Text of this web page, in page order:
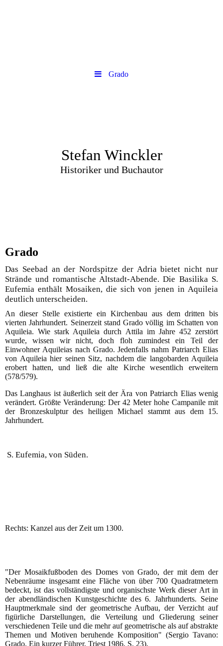
Grado
Stefan Winckler
Historiker und Buchautor
Grado
Das Seebad an der Nordspitze der Adria bietet nicht nur
Strände und romantische Altstadt-Abende. Die Basilika S.
Eufemia enthält Mosaiken, die sich von jenen in Aquileia
deutlich unterscheiden.
An dieser Stelle existierte ein Kirchenbau aus dem dritten bis
vierten Jahrhundert. Seinerzeit stand Grado völlig im Schatten von
Aquileia. Wie stark Aquileia durch Attila im Jahre 452 zerstört
wurde, wissen wir nicht, doch floh zumindest ein Teil der
Einwohner Aquileias nach Grado. Jedenfalls nahm Patriarch Elias
von Aquileia hier seinen Sitz, nachdem die langobarden Aquileia
erobert hatten, und ließ die alte Kirche wesentlich erweitern
(578/579).
Das Langhaus ist äußerlich seit der Ära von Patriarch Elias wenig
verändert. Größte Veränderung: Der 42 Meter hohe Campanile mit
der Bronzeskulptur des heiligen Michael stammt aus dem 15.
Jahrhundert.
S. Eufemia, von Süden.
Rechts: Kanzel aus der Zeit um 1300.
"Der Mosaikfußboden des Domes von Grado, der mit dem der
Nebenräume insgesamt eine Fläche von über 700 Quadratmetern
bedeckt, ist das vollständigste und organischste Werk dieser Art in
der abendländischen Kunstgeschichte des 6. Jahrhunderts. Seine
Hauptmerkmale sind der geometrische Aufbau, der Verzicht auf
figürliche Darstellungen, die Verteilung und Gliederung seiner
verschiedenen Teile und die mehr auf geometrische als auf abstrakte
Themen und Motiven beruhende Komposition" (Sergio Tavano:
Grado. Ein kurzer Führer, Triest 1986, S. 23).